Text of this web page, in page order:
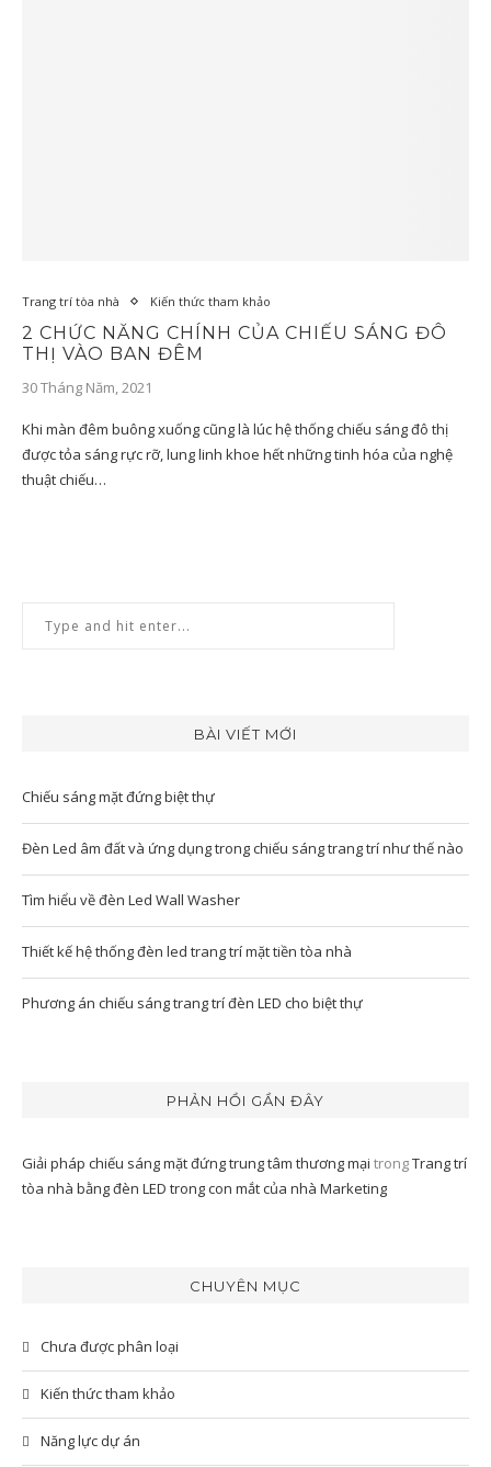
Trang trí tòa nhà Kiến thức tham khảo
2 CHỨC NĂNG CHÍNH CỦA CHIẾU SÁNG ĐÔ
THỊ VÀO BAN ĐÊM
30 Tháng Năm, 2021
Khi màn đêm buông xuống cũng là lúc hệ thống chiếu sáng đô thị
được tỏa sáng rực rỡ, lung linh khoe hết những tinh hóa của nghệ
thuật chiếu…
BÀI VIẾT MỚI
Chiếu sáng mặt đứng biệt thự
Đèn Led âm đất và ứng dụng trong chiếu sáng trang trí như thế nào
Tìm hiểu về đèn Led Wall Washer
Thiết kế hệ thống đèn led trang trí mặt tiền tòa nhà
Phương án chiếu sáng trang trí đèn LED cho biệt thự
PHẢN HỒI GẦN ĐÂY
Giải pháp chiếu sáng mặt đứng trung tâm thương mại trongTrang trí
tòa nhà bằng đèn LED trong con mắt của nhà Marketing
CHUYÊN MỤC
Chưa được phân loại
Kiến thức tham khảo
Năng lực dự án